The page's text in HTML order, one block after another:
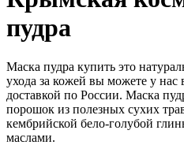
пудра
Маска пудра купить это
ухода за кожей вы можете у нас
доставкой по России. Маска
порошок из полезных сухих
кембрийской бело-голубой
маслами.